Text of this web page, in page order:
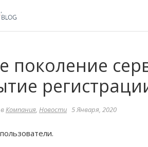
поколение
Компания, Новости 5 Января, 2020